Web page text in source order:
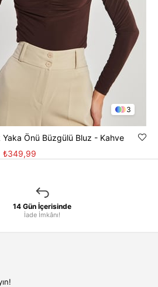
3
Yaka Önü Büzgülü Bluz - Kahve
₺349,99
14 Gün İçerisinde
İade İmkânı!